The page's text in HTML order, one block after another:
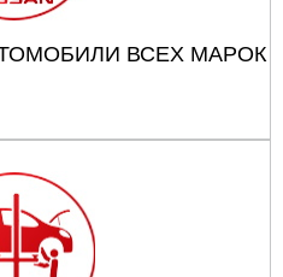
ВСЕХ МАРОК